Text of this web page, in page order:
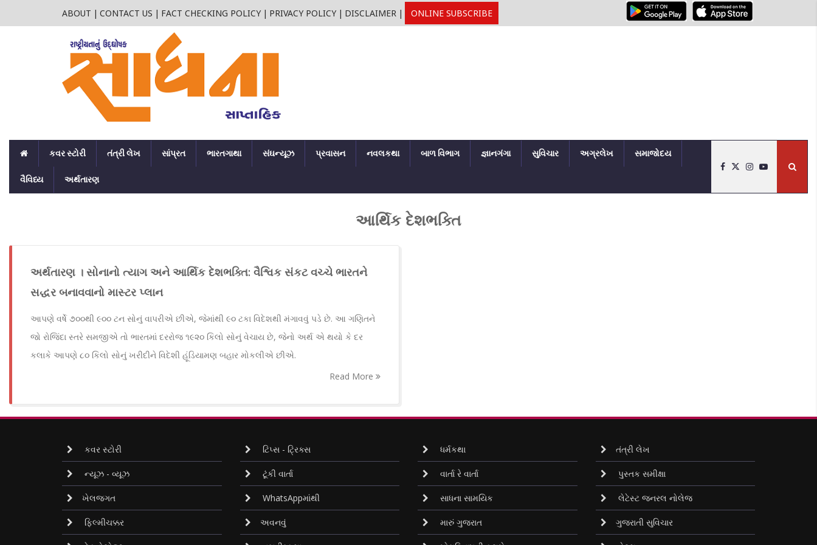
ABOUT | CONTACT US | FACT CHECKING POLICY | PRIVACY POLICY | DISCLAIMER | ONLINE SUBSCRIBE
કવર સ્ટોરી તંત્રી લેખ સાંપ્રત ભારતગાથા સંઘન્યૂઝ પ્રવાસન નવલકથા બાળ વિભાગ જ્ઞાનગંગા સુવિચાર અગ્રલેખ સમાજોદય
વૈવિધ્ય અર્થતારણ
આર્થિક દેશભક્તિ
અર્થતારણ । સોનાનો ત્યાગ અને આર્થિક દેશભક્તિ: વૈશ્વિક સંકટ વચ્ચે ભારતને
સદ્ધર બનાવવાનો માસ્ટર પ્લાન
આપણે વર્ષે ૭૦૦થી ૯૦૦ ટન સોનું વાપરીએ છીએ, જેમાંથી ૯૦ ટકા વિદેશથી મંગાવવું પડે છે. આ ગણિતને
જો રોજિંદા સ્તરે સમજીએ તો ભારતમાં દરરોજ ૧૯૨૦ કિલો સોનું વેચાય છે, જેનો અર્થ એ થયો કે દર
કલાકે આપણે ૮૦ કિલો સોનું ખરીદીને વિદેશી હૂંડિયામણ બહાર મોકલીએ છીએ.
Read More
કવર સ્ટોરી
ન્યૂઝ - વ્યૂઝ
ખેલજગત
ફિલ્મીચક્કર
ટિપ્સ - ટ્રિક્સ
ટૂંકી વાર્તા
WhatsAppમાંથી
અવનવું
ધર્મકથા
વાર્તા રે વાર્તા
સાધના સામયિક
મારું ગુજરાત
તંત્રી લેખ
પુસ્તક સમીક્ષા
લેટેસ્ટ જનરલ નોલેજ
ગુજરાતી સુવિચાર